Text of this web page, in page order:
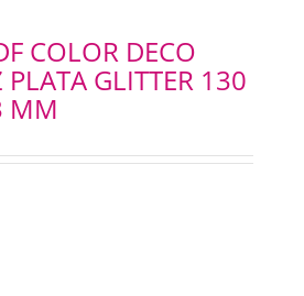
COLOR DECO
PLATA GLITTER 130
MM